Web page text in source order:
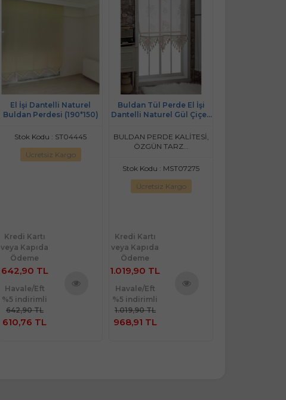
El İşi Dantelli Naturel
Buldan Perdesi (190*150)
Stok Kodu : ST04445
Ücretsiz Kargo
Kredi Kartı
veya Kapıda
Ödeme
642,90 TL
Havale/Eft
%5 indirimli
642,90 TL
610,76 TL
Buldan Tül Perde El İşi
Dantelli Naturel Gül Çiçek
BULDAN PERDE KALİTESİ,
ÖZGÜN TARZ...
Stok Kodu : MST07275
Ücretsiz Kargo
Kredi Kartı
veya Kapıda
Ödeme
1.019,90 TL
Havale/Eft
%5 indirimli
1.019,90 TL
968,91 TL